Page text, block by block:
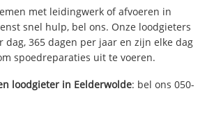
met leidingwerk of afvoeren in
snel hulp, bel ons. Onze loodgieters
dag, 365 dagen per jaar en zijn elke dag
spoedreparaties uit te voeren.
loodgieter in Eelderwolde: bel ons 050-